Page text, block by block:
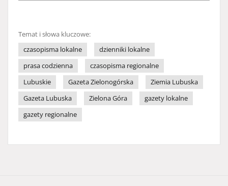
Temat i słowa kluczowe:
czasopisma lokalne
dzienniki lokalne
prasa codzienna
czasopisma regionalne
Lubuskie
Gazeta Zielonogórska
Ziemia Lubuska
Gazeta Lubuska
Zielona Góra
gazety lokalne
gazety regionalne